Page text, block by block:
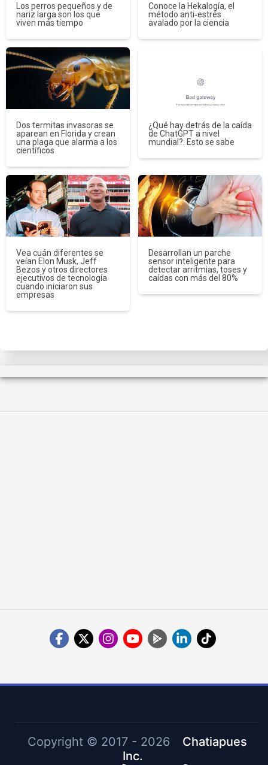
Los perros pequeños y de
nariz larga son los que
viven más tiempo
Conoce la Hekalogía, el
método anti‑estrés
avalado por la ciencia
Dos termitas invasoras se
aparean en Florida y crean
una plaga que alarma a los
científicos
¿Qué hay detrás de la caída
de ChatGPT a nivel
mundial?: Esto se sabe
Vea cuán diferentes se
veían Elon Musk, Jeff
Bezos y otros directores
ejecutivos de tecnología
cuando iniciaron sus
empresas
Desarrollan un parche
sensor inteligente para
detectar arritmias, toses y
caídas con más del 80%
Copyright © 2017 - 2026
Chatiapues
Inc.